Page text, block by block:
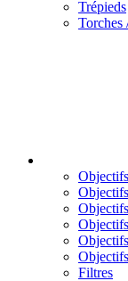
Trépieds
Torches
Filtres